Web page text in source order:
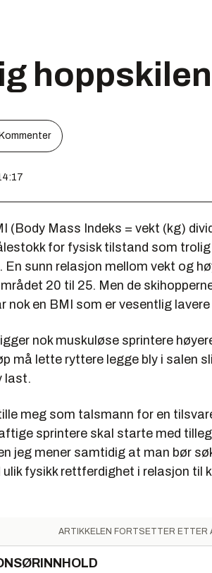
Kommenter
(Body Mass Indeks = vekt (kg)
for fysisk tilstand som trolig
En sunn relasjon mellom vekt og
20 til 25. Men de
nok en BMI som er vesentlig lavere
nok muskuløse sprintere
må lette ryttere legge bly i salen
last.
meg som talsmann for en
sprintere skal starte med
jeg mener samtidig at man bør
ulik fysikk rettferdighet i relasjon til
ARTIKKELEN FORTSETTER ETTER